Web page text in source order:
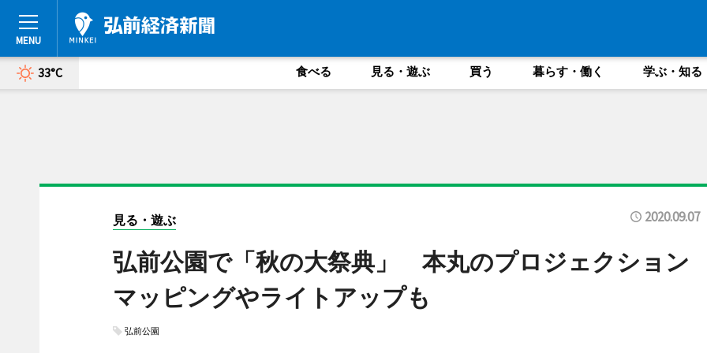
33°C 食べる 見る・遊ぶ 買う 暮らす・働く 学ぶ・知る
見る・遊ぶ 2020.09.07
弘前公園で「秋の大祭典」 本丸のプロジェクション
マッピングやライトアップも
弘前公園